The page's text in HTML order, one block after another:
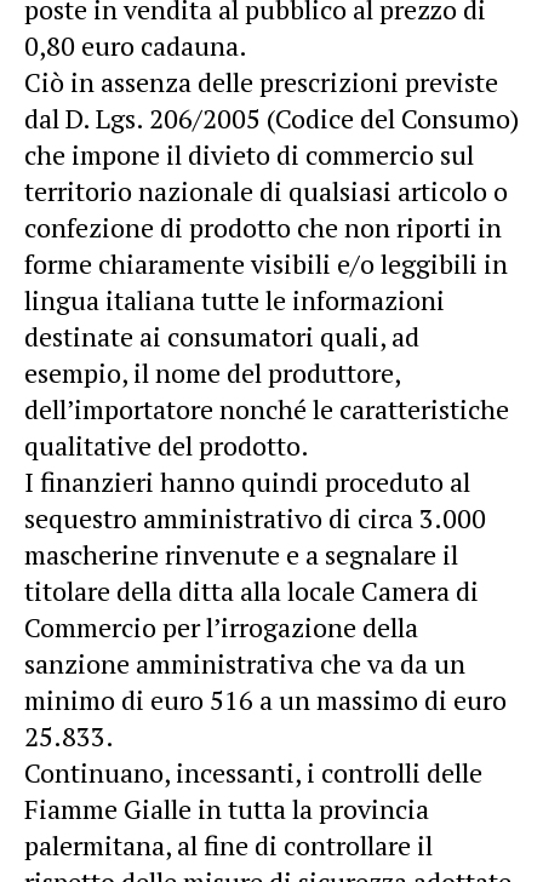
poste in vendita al pubblico al prezzo di
0,80 euro cadauna.
Ciò in assenza delle prescrizioni previste
dal D. Lgs. 206/2005 (Codice del Consumo)
che impone il divieto di commercio sul
territorio nazionale di qualsiasi articolo o
confezione di prodotto che non riporti in
forme chiaramente visibili e/o leggibili in
lingua italiana tutte le informazioni
destinate ai consumatori quali, ad
esempio, il nome del produttore,
dell’importatore nonché le caratteristiche
qualitative del prodotto.
I finanzieri hanno quindi proceduto al
sequestro amministrativo di circa 3.000
mascherine rinvenute e a segnalare il
titolare della ditta alla locale Camera di
Commercio per l’irrogazione della
sanzione amministrativa che va da un
minimo di euro 516 a un massimo di euro
25.833.
Continuano, incessanti, i controlli delle
Fiamme Gialle in tutta la provincia
palermitana, al fine di controllare il